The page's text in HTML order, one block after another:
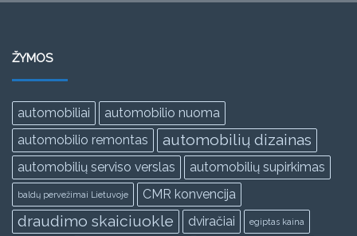
ŽYMOS
automobiliai
automobilio nuoma
automobilio remontas
automobilių dizainas
automobilių serviso verslas automobilių supirkimas
baldų pervežimai Lietuvoje CMR konvencija
draudimo skaiciuokle dviračiai egiptas kaina